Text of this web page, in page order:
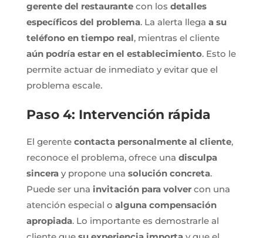
gerente del restaurantecon los detalles
específicos del problema. La alerta llega a su
teléfono en tiempo real, mientras el cliente
aún podría estar en el establecimiento. Esto le
permite actuar de inmediato y evitar que el
problema escale.
Paso 4: Intervención rápida
El gerente contacta personalmente al cliente,
reconoce el problema, ofrece una disculpa
sinceray propone una solución concreta.
Puede ser una invitación para volvercon una
atención especial o alguna compensación
apropiada. Lo importante es demostrarle al